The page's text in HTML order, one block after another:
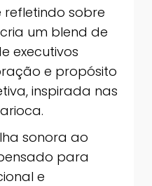
refletindo sobre
um blend de
executivos
e propósito
inspirada nas
sonora ao
para
e